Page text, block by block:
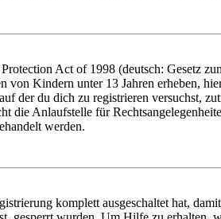
Act of 1998 (deutsch: Gesetz
von Kindern unter 13 Jahren erheben,
der du dich zu registrieren versuchst,
die Anlaufstelle für
werden.
komplett ausgeschaltet hat,